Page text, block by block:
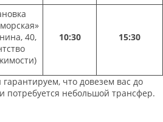
40,
10:30 15:30
что довезем вас до
потребуется небольшой трансфер.